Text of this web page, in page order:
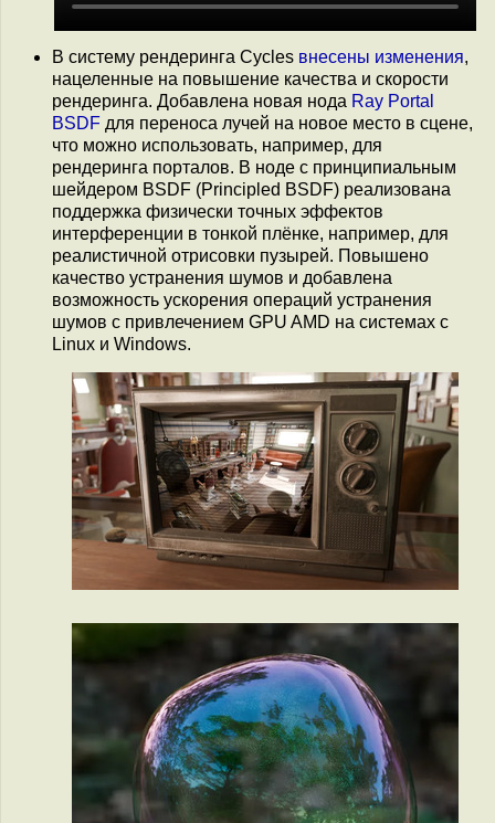
В систему рендеринга Cycles внесены изменения,
нацеленные на повышение качества и скорости
рендеринга. Добавлена новая нода Ray Portal
BSDF для переноса лучей на новое место в сцене,
что можно использовать, например, для
рендеринга порталов. В ноде с принципиальным
шейдером BSDF (Principled BSDF) реализована
поддержка физически точных эффектов
интерференции в тонкой плёнке, например, для
реалистичной отрисовки пузырей. Повышено
качество устранения шумов и добавлена
возможность ускорения операций устранения
шумов с привлечением GPU AMD на системах с
Linux и Windows.